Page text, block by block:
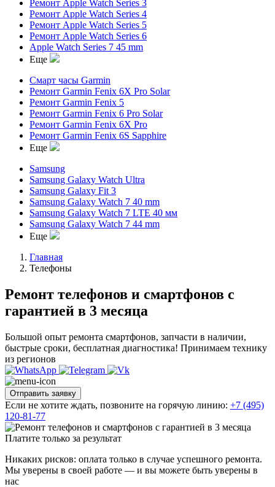
Ремонт Apple Watch Series 3
Ремонт Apple Watch Series 4
Ремонт Apple Watch Series 5
Ремонт Apple Watch Series 6
Apple Watch Series 7 45 mm
Еще
Смарт часы Garmin
Ремонт Garmin Fenix 6X Pro Solar
Ремонт Garmin Fenix 5
Ремонт Garmin Fenix 6 Pro Solar
Ремонт Garmin Fenix 6X Pro
Ремонт Garmin Fenix 6S Sapphire
Еще
Samsung
Samsung Galaxy Watch Ultra
Samsung Galaxy Fit 3
Samsung Galaxy Watch 7 40 mm
Samsung Galaxy Watch 7 LTE 40 мм
Samsung Galaxy Watch 7 44 mm
Еще
Главная
Телефоны
Ремонт телефонов и смартфонов с
гарантией в 3 месяца
Большой опыт ремонта смартфонов, запчасти в наличии,
быстрые сроки, бесплатная диагностика! Принимаем технику
из регионов
Отправить заявку
Если не хотите ждать, позвоните на горячую линию: +7 (495)
120-81-77
Платите только за результат
Никаких рисков: оплата только в случае успешного ремонта.
Мы уверены в своей работе — и вы можете быть уверены в
нас